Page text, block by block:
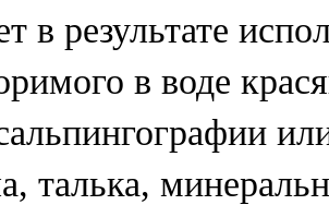
в результате
в воде
талька,